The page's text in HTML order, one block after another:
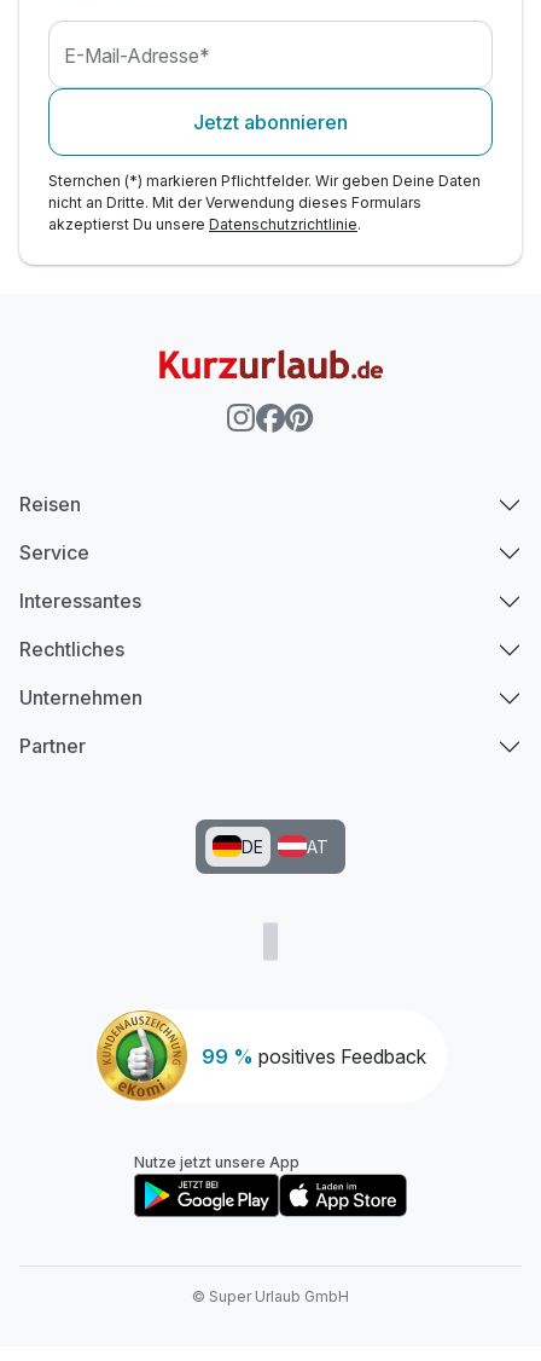
E-Mail-Adresse*
Jetzt abonnieren
Sternchen (*) markieren Pflichtfelder. Wir geben Deine Daten
nicht an Dritte. Mit der Verwendung dieses Formulars
akzeptierst Du unsere Datenschutzrichtlinie.
99 % positives Feedback
Reisen
Service
Interessantes
Rechtliches
Unternehmen
Partner
DE AT
Nutze jetzt unsere App
© Super Urlaub GmbH